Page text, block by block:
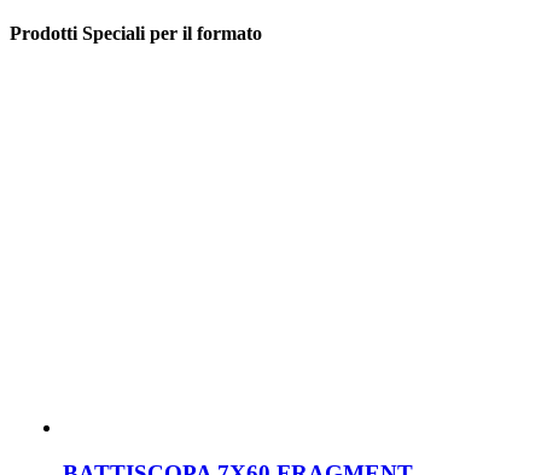
Prodotti Speciali per il formato